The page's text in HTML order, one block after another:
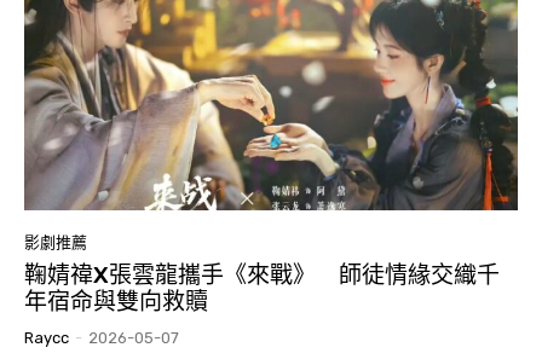
影劇推薦
鞠婧禕X張雲龍攜手《來戰》 師徒情緣交織千
年宿命與雙向救贖
Raycc - 2026-05-07